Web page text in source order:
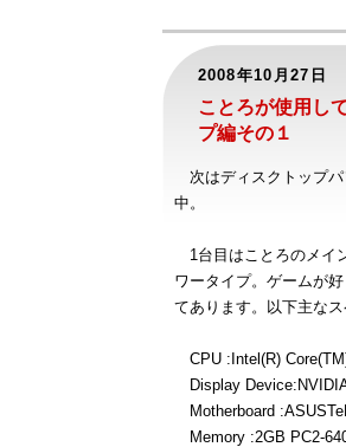
2008年10月27日
ことろが使用し
プ編その１
次はディスクトップパ
中。
1台目はことろのメイ
ワータイプ。ゲームが
てあります。以下主な
CPU :Intel(R)
Display
Motherboard
Memory :2GB PC2-